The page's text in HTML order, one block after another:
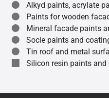
Alkyd paints, acrylate
Paints for wooden
Mineral facade paints
Socle paints and
Tin roof and metal
Silicon resin paints